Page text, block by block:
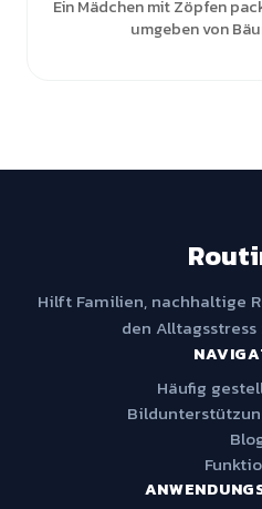
Ein Mädchen mit Zöpfen
umgeben von
Hilft Familien, nachhaltige
den
Häufig